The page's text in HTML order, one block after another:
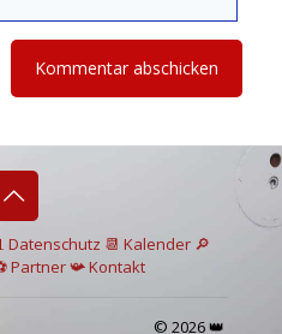
Datenschutz 📆 Kalender 🔎
Partner📯Kontakt
© 2026 👑